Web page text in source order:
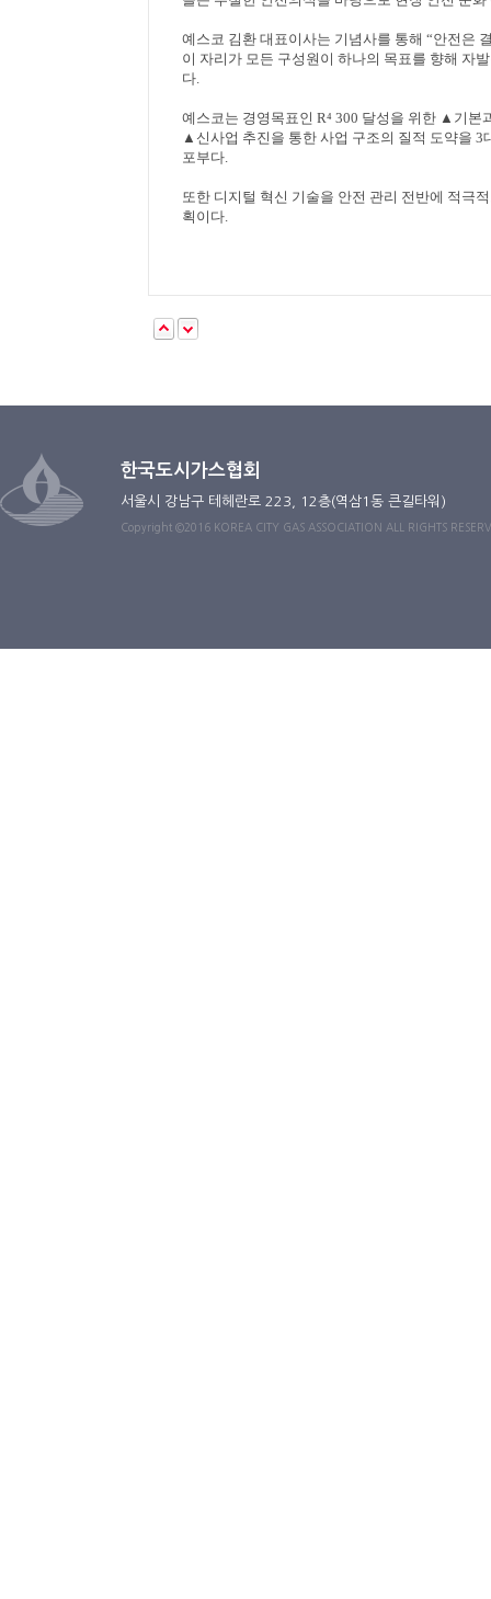
예스코 김환 대표이사는 기념사를 통해 “안전은
이 자리가 모든 구성원이 하나의 목표를 향해 자
다.
예스코는 경영목표인 R⁴ 300 달성을 위한 ▲ 기본
▲ 신사업 추진을 통한 사업 구조의 질적 도약을 3
포부다.
또한 디지털 혁신 기술을 안전 관리 전반에 적극
획이다.
한국도시가스협회
서울시 강남구 테헤란로 223, 12층(역삼1동 큰길타워)
Copyright ©2016 KOREA CITY GAS ASSOCIATION ALL RIGHTS